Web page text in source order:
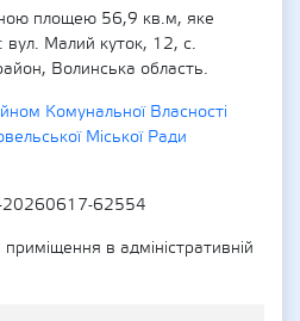
площею 56,9 кв.м, яке
вул. Малий куток, 12, с.
Волинська область.
Комунальної Власності
Міської Ради
20260617-62554
в адміністративній